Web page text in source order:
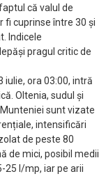
că valul de
fi cuprinse între 30 și
Indicele
pragul critic de
iulie, ora 03:00, intră
Oltenia, sudul și
sunt vizate
intensificări
de peste 80
de mici, posibil medii
25 l/mp, iar pe arii